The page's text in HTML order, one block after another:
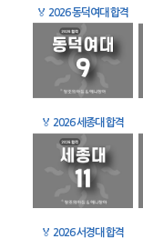
🏅 2026 동덕여대 합격
🏅 2026 세종대 합격
🏅 2026 서경대 합격